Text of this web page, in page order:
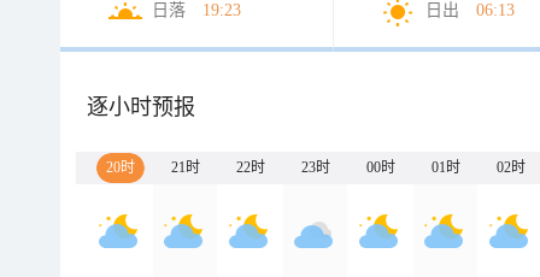
日落 19:23 日出 06:13
逐小时预报
20时 21时 22时 23时 00时 01时 02时